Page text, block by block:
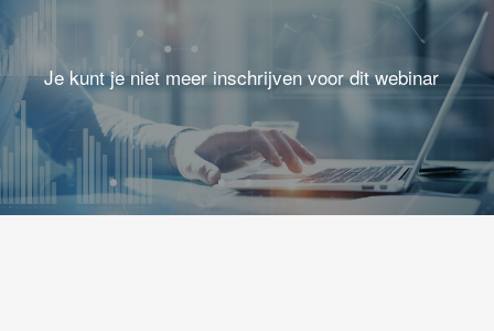
Je kunt je niet meer inschrijven voor dit webinar